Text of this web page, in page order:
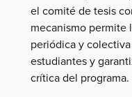
el comité de tesis
mecanismo permite
periódica y
estudiantes y
crítica del programa.